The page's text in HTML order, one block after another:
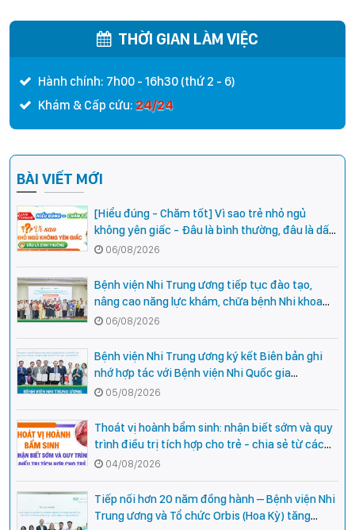
THỜI GIAN LÀM VIỆC
Hành chính: 7h00 - 16h30 (thứ 2 - 6)
Khám & Cấp cứu: 24/24
BÀI VIẾT MỚI
[Hiểu đúng - Chăm tốt] Vì sao trẻ nhỏ ngủ
không yên giấc - Đâu là bình thường, đâu là dấu
hiệu cần đi khám ngay?
06/08/2026
Bệnh viện Nhi Trung ương tiếp tục đào tạo,
nâng cao năng lực khám, chữa bệnh Nhi khoa
cho cán bộ y tế tại các tỉnh miền núi phía Bắc
06/08/2026
Bệnh viện Nhi Trung ương ký kết Biên bản ghi
nhớ hợp tác với Bệnh viện Nhi Quốc gia
Campuchia
05/08/2026
Thoát vị hoành bẩm sinh: nhận biết sớm và quy
trình điều trị tích hợp cho trẻ - chia sẻ từ các
chuyên gia hàng đầu của Bệnh Viện Nhi Trung
ương
04/08/2026
Tiếp nối hơn 20 năm đồng hành – Bệnh viện Nhi
Trung ương và Tổ chức Orbis (Hoa Kỳ) tăng